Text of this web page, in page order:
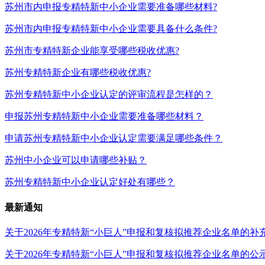
苏州市内申报专精特新中小企业需要准备哪些材料?
苏州市内申报专精特新中小企业需要具备什么条件?
苏州市专精特新企业能享受哪些税收优惠?
苏州专精特新企业有哪些税收优惠?
苏州专精特新中小企业认定的评审流程是怎样的？
申报苏州专精特新中小企业需要准备哪些材料？
申请苏州专精特新中小企业认定需要满足哪些条件？
苏州中小企业可以申请哪些补贴？
苏州专精特新中小企业认定好处有哪些？
最新通知
关于2026年专精特新“小巨人”申报和复核拟推荐企业名单的补
关于2026年专精特新“小巨人”申报和复核拟推荐企业名单的公